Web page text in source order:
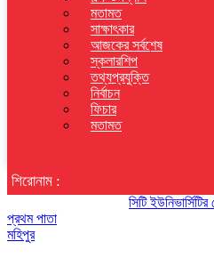
মতামত
সাক্ষাৎকার
আজকের সর্বশেষ
স্কলারশিপ
তথ্যপ্রযুক্তি
নির্বাচন
ফিচার
মতামত
শিরোনাম :
সিটি ইউনিভার্সিটির
প্রথম পাতা
মহিপুর